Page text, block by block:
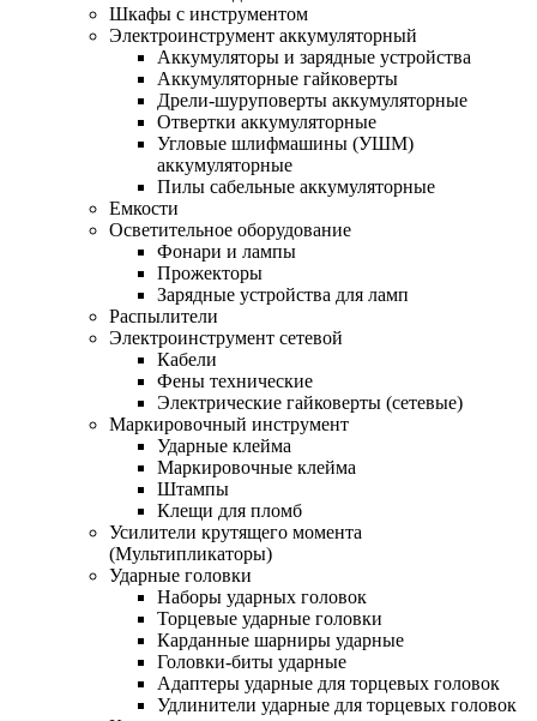
Шкафы с инструментом
Электроинструмент аккумуляторный
Аккумуляторы и зарядные устройства
Аккумуляторные гайковерты
Дрели-шуруповерты аккумуляторные
Отвертки аккумуляторные
Угловые шлифмашины (УШМ)
аккумуляторные
Пилы сабельные аккумуляторные
Емкости
Осветительное оборудование
Фонари и лампы
Прожекторы
Зарядные устройства для ламп
Распылители
Электроинструмент сетевой
Кабели
Фены технические
Электрические гайковерты (сетевые)
Маркировочный инструмент
Ударные клейма
Маркировочные клейма
Штампы
Клещи для пломб
Усилители крутящего момента
(Мультипликаторы)
Ударные головки
Наборы ударных головок
Торцевые ударные головки
Карданные шарниры ударные
Головки-биты ударные
Адаптеры ударные для торцевых головок
Удлинители ударные для торцевых головок